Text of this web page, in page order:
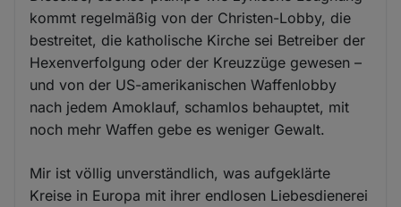
kommt regelmäßig von der Christen-Lobby, die
bestreitet, die katholische Kirche sei Betreiber der
Hexenverfolgung oder der Kreuzzüge gewesen –
und von der US-amerikanischen Waffenlobby
nach jedem Amoklauf, schamlos behauptet, mit
noch mehr Waffen gebe es weniger Gewalt.
Mir ist völlig unverständlich, was aufgeklärte
Kreise in Europa mit ihrer endlosen Liebesdienerei